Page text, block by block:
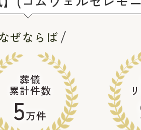
なぜならば
葬儀
累計件数
5万件